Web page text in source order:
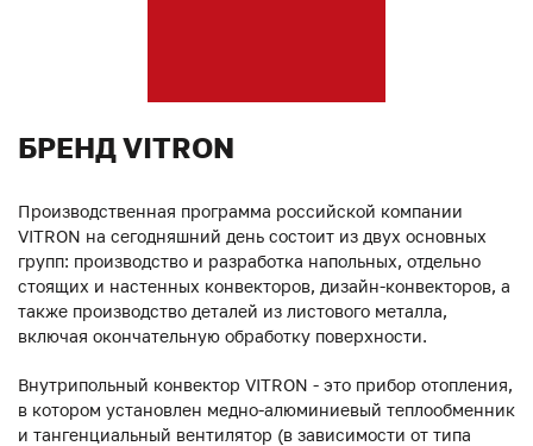
БРЕНД VITRON
Производственная программа российской компании
VITRON на сегодняшний день состоит из двух основных
групп: производство и разработка напольных, отдельно
стоящих и настенных конвекторов, дизайн-конвекторов, а
также производство деталей из листового металла,
включая окончательную обработку поверхности.
Внутрипольный конвектор VITRON - это прибор отопления,
в котором установлен медно-алюминиевый теплообменник
и тангенциальный вентилятор (в зависимости от типа